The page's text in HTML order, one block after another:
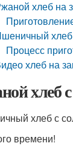
хлеб на
хлеб
Процесс
хлеб на
хлеб
хлеб с
времени!